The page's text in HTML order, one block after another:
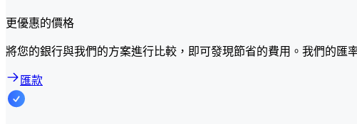
更優惠的價格
將您的銀行與我們的方案進行比較，即可發現節省的費用。我們的匯
匯款